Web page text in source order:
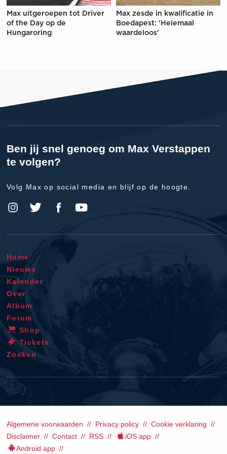
Max uitgeroepen tot Driver
of the Day op de
Hungaroring
Max zesde in kwalificatie in
Boedapest: 'Helemaal
waardeloos'
Ben jij snel genoeg om Max Verstappen
te volgen?
Volg Max op social media en blijf op de hoogte.
Home
Nieuws
Kalender
Over
Album
Forum
Shop
Tickets
Zoeken
Algemene voorwaarden Privacy policy
Cookie verklaring
Disclaimer
Contact RSS
iOS app
Android app